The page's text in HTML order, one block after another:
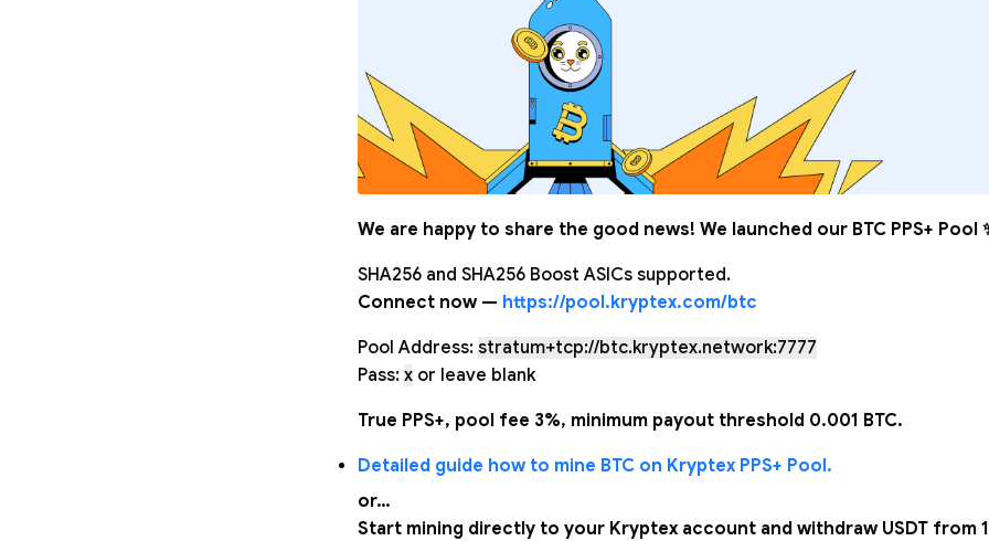
We are happy to share the good news! We launched our BTC PPS+ Pool
SHA256 and SHA256 Boost ASICs supported.
Connect now — https://pool.kryptex.com/btc
Pool Address: stratum+tcp://btc.kryptex.network:7777
Pass: x or leave blank
True PPS+, pool fee 3%, minimum payout threshold 0.001 BTC.
Detailed guide how to mine BTC on Kryptex PPS+ Pool.
or…
Start mining directly to your Kryptex account and withdraw USDT from